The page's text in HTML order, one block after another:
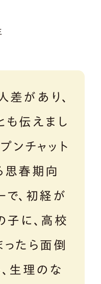
があり、
も伝えまし
ンチャット
思春期向
、初経が
子に、高校
たら面倒
生理のな